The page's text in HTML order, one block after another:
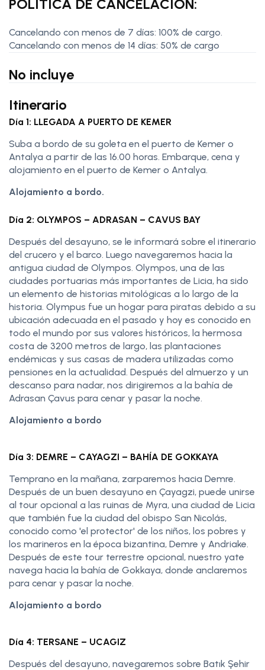
POLÍTICA DE CANCELACIÓN:
Cancelando con menos de 7 días: 100% de cargo.
Cancelando con menos de 14 días: 50% de cargo
No incluye
Itinerario
Día 1: LLEGADA A PUERTO DE KEMER
Suba a bordo de su goleta en el puerto de Kemer o
Antalya a partir de las 16.00 horas. Embarque, cena y
alojamiento en el puerto de Kemer o Antalya.
Alojamiento a bordo.
Día 2: OLYMPOS – ADRASAN – CAVUS BAY
Después del desayuno, se le informará sobre el itinerario
del crucero y el barco. Luego navegaremos hacia la
antigua ciudad de Olympos. Olympos, una de las
ciudades portuarias más importantes de Licia, ha sido
un elemento de historias mitológicas a lo largo de la
historia. Olympus fue un hogar para piratas debido a su
ubicación adecuada en el pasado y hoy es conocido en
todo el mundo por sus valores históricos, la hermosa
costa de 3200 metros de largo, las plantaciones
endémicas y sus casas de madera utilizadas como
pensiones en la actualidad. Después del almuerzo y un
descanso para nadar, nos dirigiremos a la bahía de
Adrasan Çavus para cenar y pasar la noche.
Alojamiento a bordo
Día 3: DEMRE – CAYAGZI – BAHÍA DE GOKKAYA
Temprano en la mañana, zarparemos hacia Demre.
Después de un buen desayuno en Çayagzi, puede unirse
al tour opcional a las ruinas de Myra, una ciudad de Licia
que también fue la ciudad del obispo San Nicolás,
conocido como 'el protector' de los niños, los pobres y
los marineros en la época bizantina, Demre y Andriake.
Después de este tour terrestre opcional, nuestro yate
navega hacia la bahía de Gokkaya, donde anclaremos
para cenar y pasar la noche.
Alojamiento a bordo
Día 4: TERSANE – UCAGIZ
Después del desayuno, navegaremos sobre Batık Şehir